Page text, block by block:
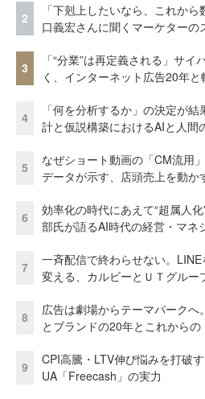
2
「下剋上したいなら、これか
口義宏さんに聞くマーケターの
3
「“分業”は再定義される」サ
く、インターネット広告20年と
4
「何を分析するか」の決定が
計と仮説構築におけるAIと人間
5
なぜショート動画の「CM流用
データが示す、店頭売上を動か
6
効率化の時代にあえて“超属人
部氏が語るAI時代の経営・マネ
7
一斉配信で終わらせない。
変える、カルビーとＵＴグルー
8
広告は劇場からテーマパーク
とブランドの20年とこれからの
9
CPI高騰・LTV伸び悩みを打破
UA「Freecash」の実力